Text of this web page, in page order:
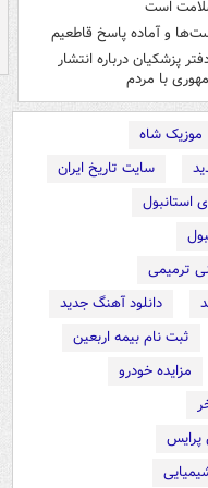
است
و آماده پاسخ قاطعیم
پزشکیان درباره انتشار
با مردم
موزیک شاه
سایت تاریخ ایران
استانبول
ترمیمی
دانلود آهنگ جدید
ثبت نام بیمه اربعین
مزایده خودرو